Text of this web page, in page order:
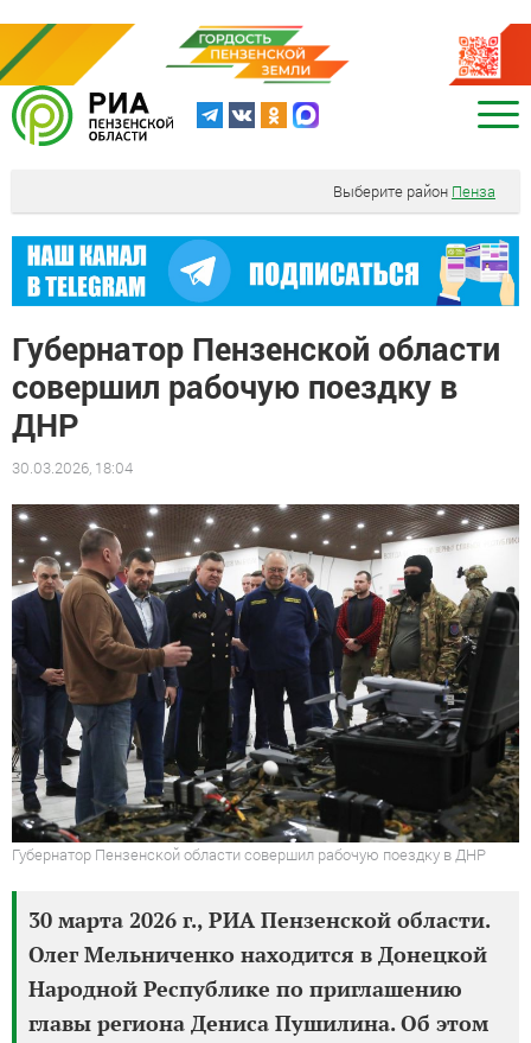
Выберите район Пенза
Губернатор Пензенской области
совершил рабочую поездку в
ДНР
30.03.2026, 18:04
Губернатор Пензенской области совершил рабочую поездку в ДНР
30 марта 2026 г., РИА Пензенской области.
Олег Мельниченко находится в Донецкой
Народной Республике по приглашению
главы региона Дениса Пушилина. Об этом